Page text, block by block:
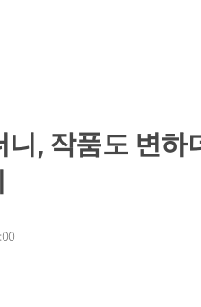
, 작품도 변하